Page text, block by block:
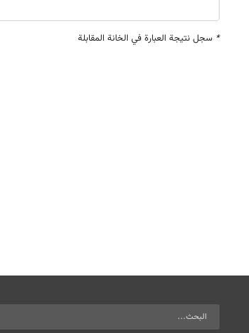
* سجل نتيجة العبارة في الخانة المقابلة